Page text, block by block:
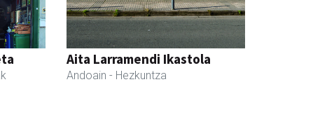
Aita Larramendi Ikastola
Andoain - Hezkuntza